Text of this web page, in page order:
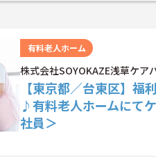
有料老人ホーム
株式会社SOYOKAZE浅草ケア
【東京都／台東区】
♪有料老人ホームにて
社員＞